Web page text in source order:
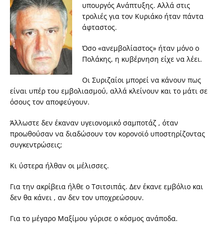
υπουργός Ανάπτυξης. Αλλά στις
τρολιές για τον Κυριάκο ήταν πάντα
άφταστος.
Όσο «ανεμβολίαστος» ήταν μόνο ο
Πολάκης, η κυβέρνηση είχε να λέει.
Οι Συριζαίοι μπορεί να κάνουν πως
είναι υπέρ του εμβολιασμού, αλλά κλείνουν και το μάτι σε
όσους τον αποφεύγουν.
Άλλωστε δεν έκαναν υγειονομικό σαμποτάζ , όταν
προωθούσαν να διαδώσουν τον κορονοϊό υποστηρίζοντας
συγκεντρώσεις;
Κι ύστερα ήλθαν οι μέλισσες.
Για την ακρίβεια ήλθε ο Τσιτσιπάς. Δεν έκανε εμβόλιο και
δεν θα κάνει , αν δεν τον υποχρεώσουν.
Για το μέγαρο Μαξίμου γύρισε ο κόσμος ανάποδα.